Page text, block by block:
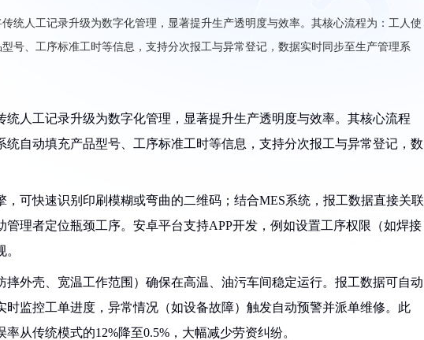
统人工记录升级为数字化管理，显著提升生产透明度与效率。其核心流程为：工人使
号、工序标准工时等信息，支持分次报工与异常登记，数据实时同步至生产管理系
统人工记录升级为数字化管理，显著提升生产透明度与效率。其核心流程
统自动填充产品型号、工序标准工时等信息，支持分次报工与异常登记，数
可快速识别印刷模糊或弯曲的二维码；结合MES系统，报工数据直接关联
管理者定位瓶颈工序。安卓平台支持APP开发，例如设置工序权限（如焊接
摔外壳、宽温工作范围）确保在高温、油污车间稳定运行。报工数据可自动
监控工单进度，异常情况（如设备故障）触发自动预警并派单维修。此
从传统模式的12%降至0.5%，大幅减少劳资纠纷。